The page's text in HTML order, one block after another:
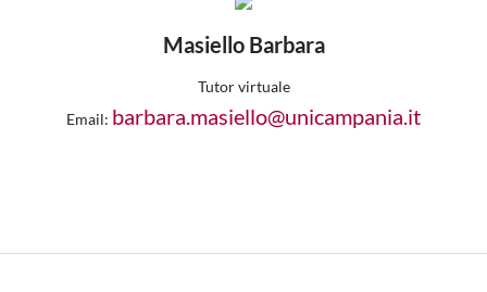
Masiello Barbara
Tutor virtuale
Email: barbara.masiello@unicampania.it